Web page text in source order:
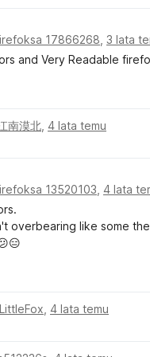
17866268 3 lata
and Very Readable
南漠北 4 lata temu
13520103 4 lata
overbearing like some
4 lata temu